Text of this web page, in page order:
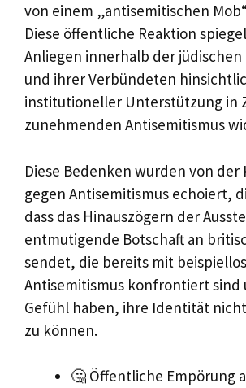
von einem „antisemitischen
Diese öffentliche Reaktion
Anliegen innerhalb der jüdischen
und ihrer Verbündeten
institutioneller Unterstützung in
zunehmenden Antisemitismus
Diese Bedenken wurden von der
gegen Antisemitismus echoiert,
dass das Hinauszögern der
entmutigende Botschaft an
sendet, die bereits mit
Antisemitismus konfrontiert sind
Gefühl haben, ihre Identität
zu können.
🤔 Öffentliche Empörung